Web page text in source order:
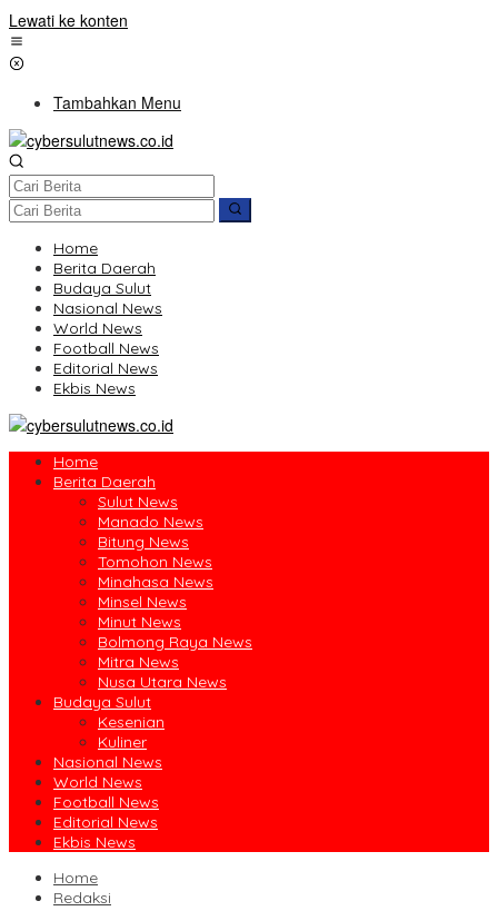
Lewati ke konten
Tambahkan Menu
Home
Berita Daerah
Budaya Sulut
Nasional News
World News
Football News
Editorial News
Ekbis News
Home
Berita Daerah
Sulut News
Manado News
Bitung News
Tomohon News
Minahasa News
Minsel News
Minut News
Bolmong Raya News
Mitra News
Nusa Utara News
Budaya Sulut
Kesenian
Kuliner
Nasional News
World News
Football News
Editorial News
Ekbis News
Home
Redaksi